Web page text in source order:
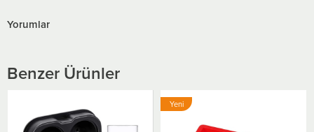
Yorumlar
Benzer Ürünler
Ürün